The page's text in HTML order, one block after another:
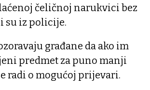
čeličnoj narukvici bez
su iz policije.
građane da ako im
predmet za puno manji
radi o mogućoj prijevari.